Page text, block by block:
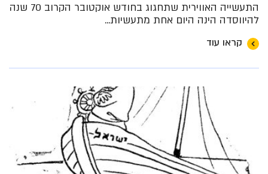
התעשייה האווירית שתחגוג בחודש אוקטובר הקרוב 70 שנה
להיווסדה הינה היום אחת מתעשיות...
קראו עוד